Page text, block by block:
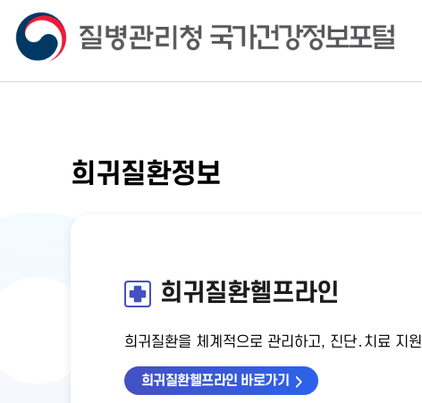
희귀질환정보
희귀질환헬프라인
희귀질환을 체계적으로 관리하고, 진단․치료 지
희귀질환헬프라인 바로가기